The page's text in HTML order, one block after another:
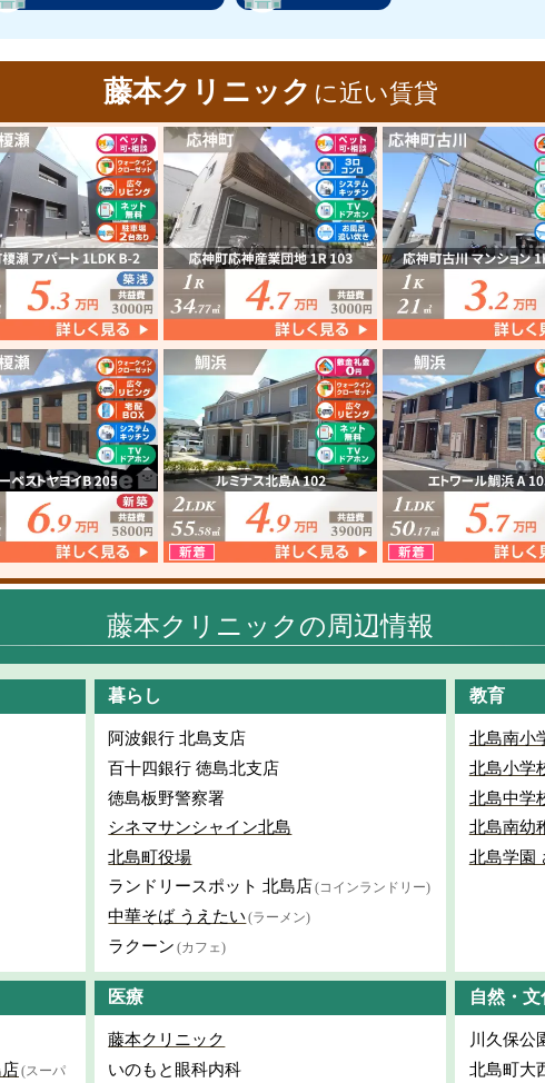
藤本クリニック に近い賃貸
藤本クリニックの周辺情報
暮らし
阿波銀行 北島支店
百十四銀行 徳島北支店
徳島板野警察署
シネマサンシャイン北島
北島町役場
ランドリースポット 北島店(コインランドリー)
中華そば うえたい (ラーメン)
ラクーン (カフェ)
教育
北島南小
北島小学
北島中学
北島南幼
北島学園
(スーパ
医療
藤本クリニック
いのもと眼科内科
自然・文
川久保公
北島町大